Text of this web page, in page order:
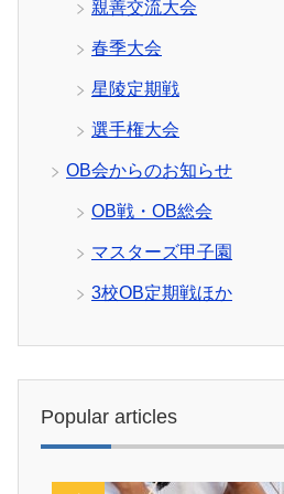
親善交流大会
春季大会
星陵定期戦
選手権大会
OB会からのお知らせ
OB戦・OB総会
マスターズ甲子園
3校OB定期戦ほか
Popular articles